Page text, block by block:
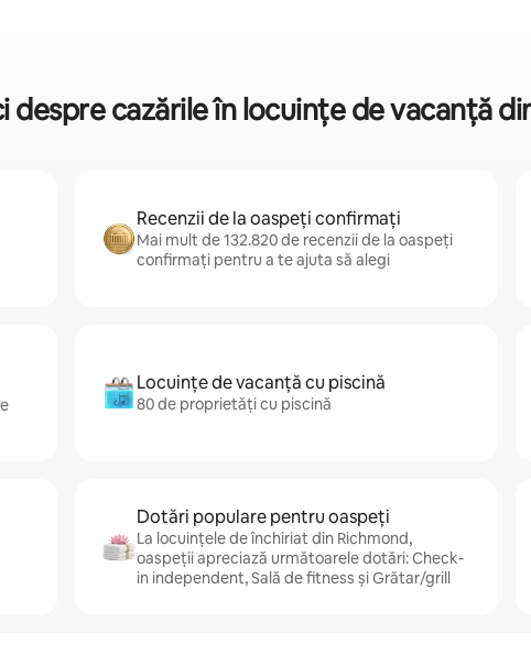
despre cazările în locuințe de vacanță
Recenzii de la oaspeți confirmați
Mai mult de 132.820 de recenzii de la oaspeți
confirmați pentru a te ajuta să alegi
Locuințe de vacanță cu piscină
80 de proprietăți cu piscină
Dotări populare pentru oaspeți
La locuințele de închiriat din Richmond,
oaspeții apreciază următoarele dotări: Check-
in independent, Sală de fitness și Grătar/grill